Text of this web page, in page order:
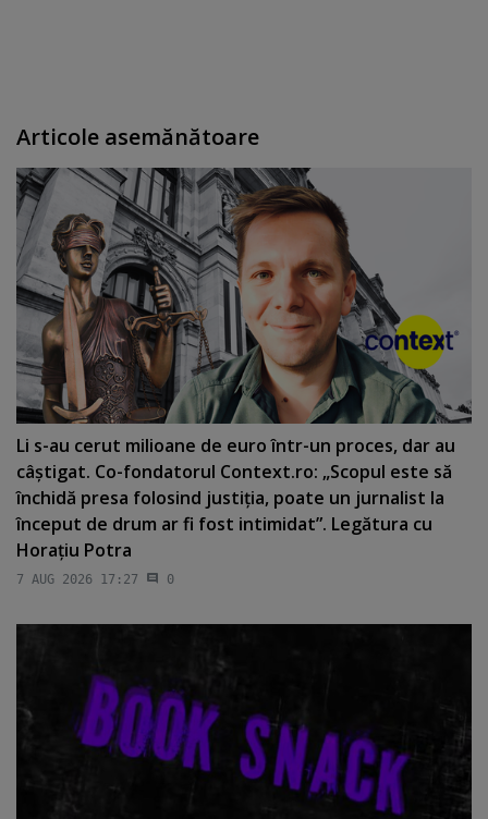
Articole asemănătoare
Li s-au cerut milioane de euro într-un proces, dar au
câştigat. Co-fondatorul Context.ro: „Scopul este să
închidă presa folosind justiţia, poate un jurnalist la
început de drum ar fi fost intimidat”. Legătura cu
Horaţiu Potra
7 AUG 2026 17:27 0